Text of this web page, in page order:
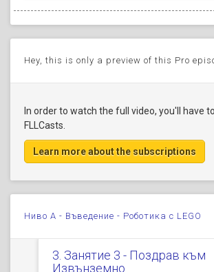
Hey, this is only a preview of this Pro
In order to watch the full video, you'll have
FLLCasts.
Learn more about the subscriptions
Ниво A - Въведение - Роботика с LEGO
(part of Ниво
Типични причини... 2:23
Преминете точно половин
Занятие 2 - Йо-йо
3. Занятие 3 - Поздрав към
Извънземно